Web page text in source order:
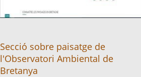
Secció sobre paisatge de
l'Observatori Ambiental de
Bretanya